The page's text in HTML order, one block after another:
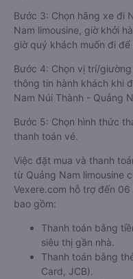
Bước 3: Chọn hãng xe đi
Nam limousine, giờ khởi
giờ quý khách muốn đi
Bước 4: Chọn vị trí/
thông tin hành khách khi
Nam Núi Thành - Quảng
Bước 5: Chọn hình thức
thanh toán vé.
Việc đặt mua và thanh
từ Quảng Nam limousine
Vexere.com hỗ trợ đến
bao gồm:
Thanh toán bằng
siêu thị gần nhà.
Thanh toán bằng
Card, JCB).